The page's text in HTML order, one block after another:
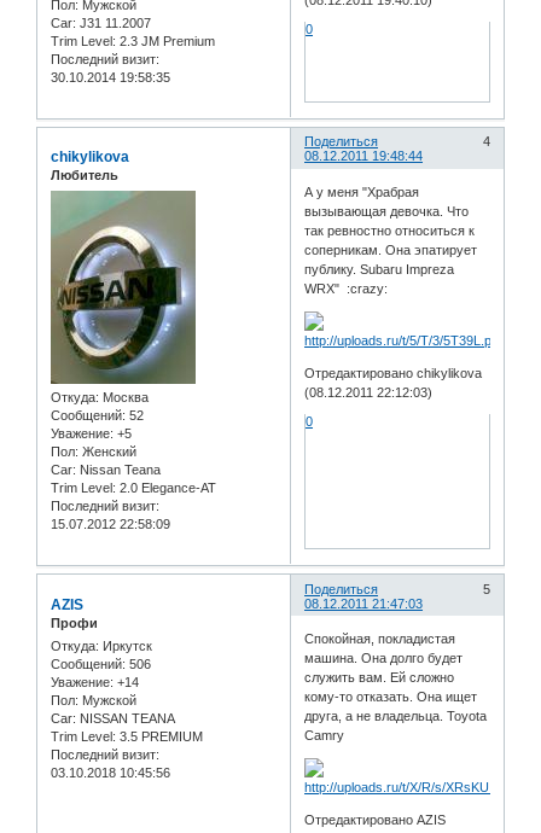
Пол: Мужской
Car: J31 11.2007
Trim Level: 2.3 JM Premium
Последний визит:
30.10.2014 19:58:35
0
Поделиться
4
08.12.2011 19:48:44
chikylikova
Любитель
Откуда: Москва
Сообщений: 52
Уважение: +5
Пол: Женский
Car: Nissan Teana
Trim Level: 2.0 Elegance-AT
Последний визит:
15.07.2012 22:58:09
А у меня "Храбрая
вызывающая девочка. Что
так ревностно относиться к
соперникам. Она эпатирует
публику. Subaru Impreza
WRX" :crazy:
Отредактировано chikylikova
(08.12.2011 22:12:03)
0
Поделиться
5
08.12.2011 21:47:03
AZIS
Профи
Откуда: Иркутск
Сообщений: 506
Уважение: +14
Пол: Мужской
Car: NISSAN TEANA
Trim Level: 3.5 PREMIUM
Последний визит:
03.10.2018 10:45:56
Спокойная, покладистая
машина. Она долго будет
служить вам. Ей сложно
кому-то отказать. Она ищет
друга, а не владельца. Toyota
Camry
Отредактировано AZIS